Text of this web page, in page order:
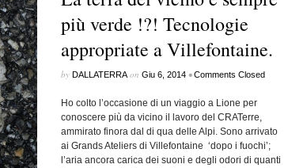
più verde !?! Tecnologie
appropriate a Villefontaine.
by DALLATERRAon Giu 6, 2014 •Comments Closed
Ho colto l’occasione di un viaggio a Lione per
conoscere più da vicino il lavoro del CRATerre,
ammirato finora dal di qua delle Alpi. Sono arrivato
ai Grands Ateliers di Villefontaine ‘dopo i fuochi’;
l’aria ancora carica dei suoni e degli odori di quanti